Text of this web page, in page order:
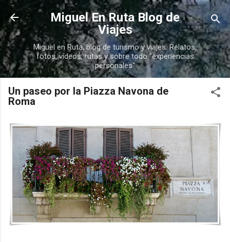
Ir al contenido principal
Miguel En Ruta Blog de
Viajes
Miguel en Ruta, blog de turismo y viajes. Relatos,
fotos, vídeos, rutas y sobre todo "experiencias
personales"
Un paseo por la Piazza Navona de
Roma